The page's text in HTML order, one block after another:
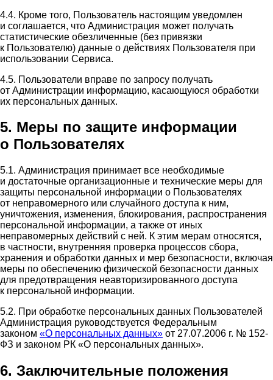
4.4. Кроме того, Пользователь настоящим уведомлен
и соглашается, что Администрация может получать
статистические обезличенные (без привязки
к Пользователю) данные о действиях Пользователя при
использовании Сервиса.
4.5. Пользователи вправе по запросу получать
от Администрации информацию, касающуюся обработки
их персональных данных.
5. Меры по защите информации
о Пользователях
5.1. Администрация принимает все необходимые
и достаточные организационные и технические меры для
защиты персональной информации о Пользователях
от неправомерного или случайного доступа к ним,
уничтожения, изменения, блокирования, распространения
персональной информации, а также от иных
неправомерных действий с ней. К этим мерам относятся,
в частности, внутренняя проверка процессов сбора,
хранения и обработки данных и мер безопасности, включая
меры по обеспечению физической безопасности данных
для предотвращения неавторизированного доступа
к персональной информации.
5.2. При обработке персональных данных Пользователей
Администрация руководствуется Федеральным
законом «О персональных данных» от 27.07.2006 г. № 152-
ФЗ и законом РК «О персональных данных».
6. Заключительные положения